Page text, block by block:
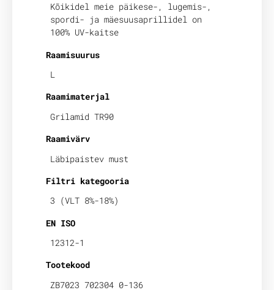
Kõikidel meie päikese-, lugemis-,
spordi- ja mäesuusaprillidel on
100% UV-kaitse
Raamisuurus
L
Raamimaterjal
Grilamid TR90
Raamivärv
Läbipaistev must
Filtri kategooria
3 (VLT 8%-18%)
EN ISO
12312-1
Tootekood
ZB7023 702304 0-136